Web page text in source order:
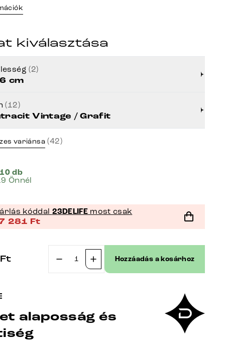
kiválasztása
(2)
cm
(12)
Vintage / Grafit
variánsa (42)
db
Önnél
kóddal 23DELIFE most csak
281 Ft
Ft
Étkezőpad
cm
Hozzáadás a kosárhoz
alaposság és